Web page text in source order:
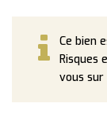
Ce bien
Risques
vous sur